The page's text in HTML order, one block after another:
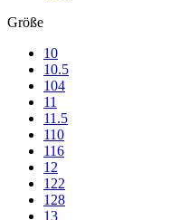
Größe
10
10.5
104
11
11.5
110
116
12
122
128
13